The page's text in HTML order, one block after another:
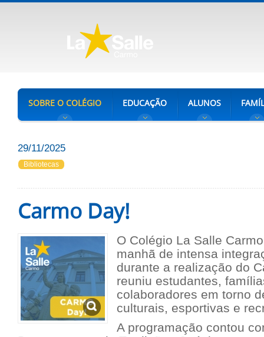
SOBRE O COLÉGIO EDUCAÇÃO ALUNOS
29/11/2025
Bibliotecas
Carmo Day!
O Colégio La Salle
manhã de intensa
durante a realização do
reuniu estudantes,
colaboradores em torno
culturais, esportivas e
A programação contou